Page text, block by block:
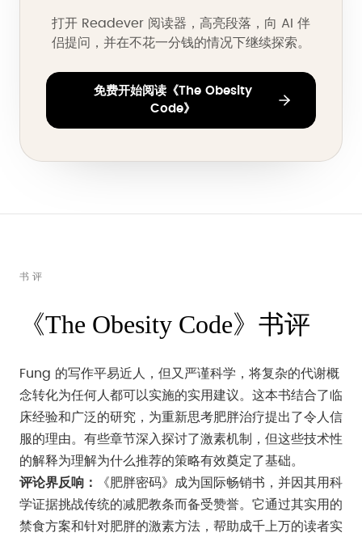
打开 Readever 阅读器，高亮段落，向 AI 伴
侣提问，并在不花一分钱的情况下继续探索。
免费开始阅读《The Obesity
Code》
书评
《The Obesity Code》书评
Fung 的写作平易近人，但又严谨科学，将复杂的代谢概
念转化为任何人都可以实施的实用建议。这本书结合了临
床经验和广泛的研究，为重新思考肥胖治疗提出了令人信
服的理由。有些章节深入探讨了激素机制，但这些技术性
的解释为理解为什么推荐的策略有效奠定了基础。
评论界反响：
《肥胖密码》成为国际畅销书，并因其用科
学证据挑战传统的减肥教条而备受赞誉。它通过其实用的
禁食方案和针对肥胖的激素方法，帮助成千上万的读者实